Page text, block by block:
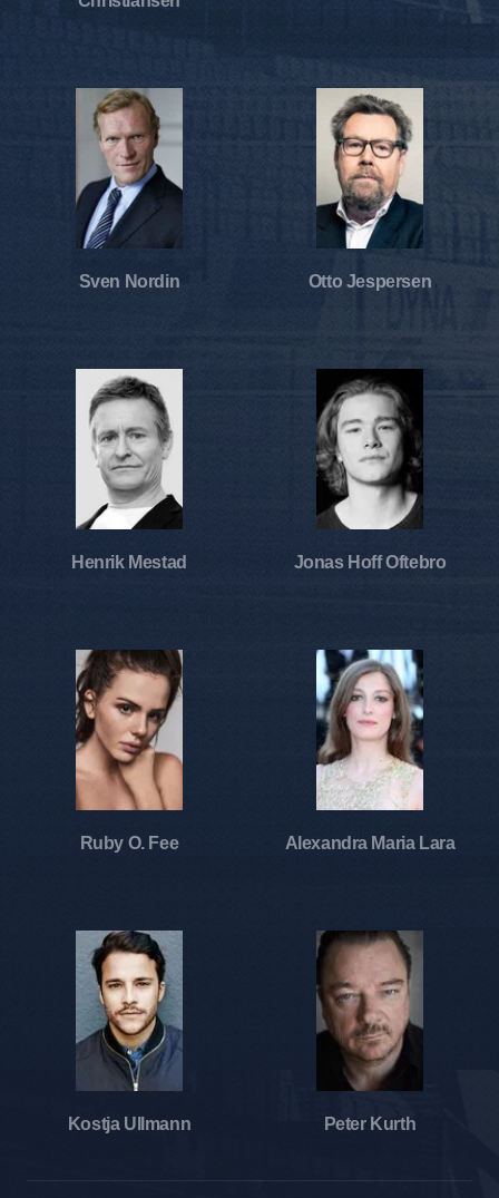
Sven Nordin Otto Jespersen
Henrik Mestad Jonas Hoff Oftebro
Ruby O. Fee Alexandra Maria Lara
Kostja Ullmann Peter Kurth